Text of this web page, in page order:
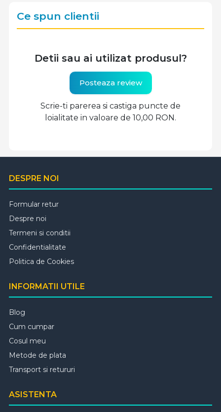
Ce spun clientii
Detii sau ai utilizat produsul?
Posteaza review
Scrie-ti parerea si castiga puncte de
loialitate in valoare de 10,00 RON.
DESPRE NOI
Formular retur
Despre noi
Termeni si conditii
Confidentialitate
Politica de Cookies
INFORMATII UTILE
Blog
Cum cumpar
Cosul meu
Metode de plata
Transport si retururi
ASISTENTA